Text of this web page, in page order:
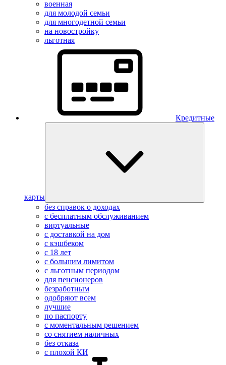
военная
для молодой семьи
для многодетной семьи
на новостройку
льготная
Кредитные
карты
без справок о доходах
с бесплатным обслуживанием
виртуальные
с доставкой на дом
с кэшбеком
с 18 лет
с большим лимитом
с льготным периодом
для пенсионеров
безработным
одобряют всем
лучшие
по паспорту
с моментальным решением
со снятием наличных
без отказа
с плохой КИ